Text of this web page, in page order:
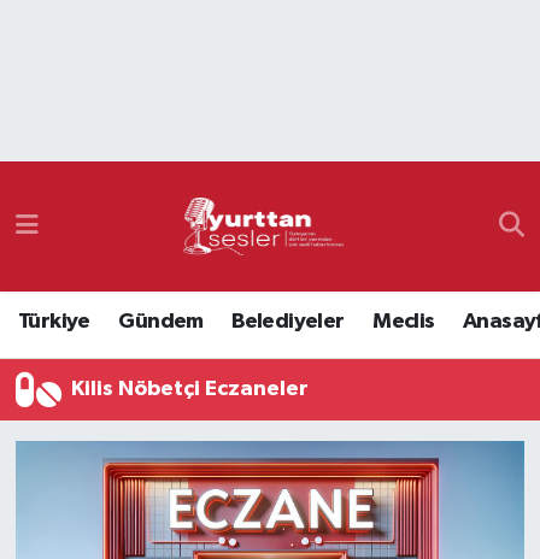
Türkiye Gündem Belediyeler Meclis
Kilis Nöbetçi Eczaneler
Namaz Vakitleri
Süper Lig Puan Durumu ve Fikstür
Tüm Manşetler
Son Dakika Haberleri
Haber Arşivi